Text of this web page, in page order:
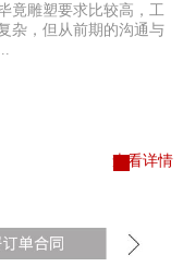
查看详情
竟雕塑要求比较高，工
杂，但从前期的沟通与